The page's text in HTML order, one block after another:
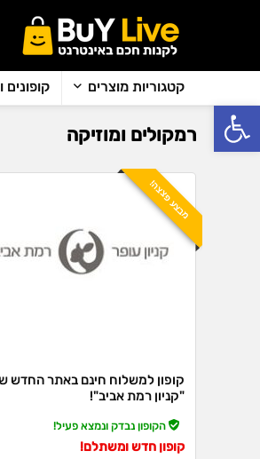
פתח סרגל נגישות
קטגוריות מוצרים
רמקולים ומוזיקה
מבצע פצצה!
קופון למשלוח חינם באתר החדש
"קניון רמת אביב"!
הקופון נבדק ונמצא פעיל!
קופון חדש ומשתלם!